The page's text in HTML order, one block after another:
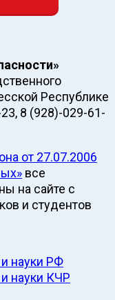
Республике
8 (928)-029-61-
от 27.07.2006
все
на сайте с
и студентов
науки РФ
науки КЧР